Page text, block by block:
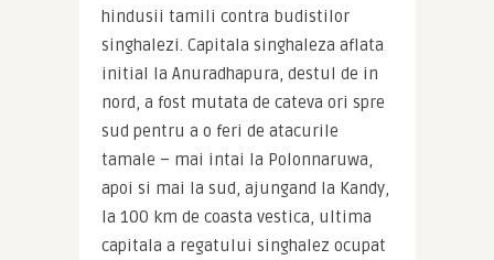
hindusii tamili contra budistilor
singhalezi. Capitala singhaleza aflata
initial la Anuradhapura, destul de in
nord, a fost mutata de cateva ori spre
sud pentru a o feri de atacurile
tamale – mai intai la Polonnaruwa,
apoi si mai la sud, ajungand la Kandy,
la 100 km de coasta vestica, ultima
capitala a regatului singhalez ocupat